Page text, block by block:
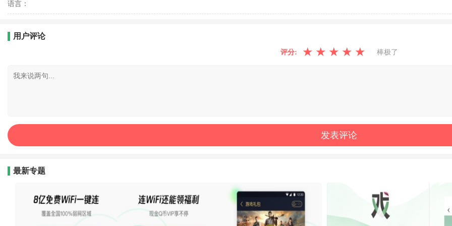
语言：
用户评论
评分: ★ ★ ★ ★ ★ 棒极了
最新专题